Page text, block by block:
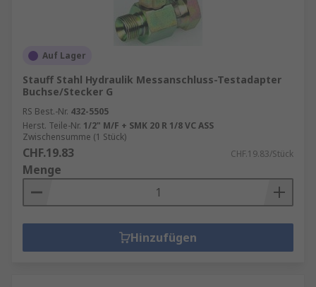
Auf Lager
Stauff Stahl Hydraulik Messanschluss-Testadapter
Buchse/Stecker G
RS Best.-Nr. 432-5505
Herst. Teile-Nr. 1/2" M/F + SMK 20 R 1/8 VC ASS
Zwischensumme (1 Stück)
CHF.19.83 CHF.19.83/Stück
Menge
Hinzufügen